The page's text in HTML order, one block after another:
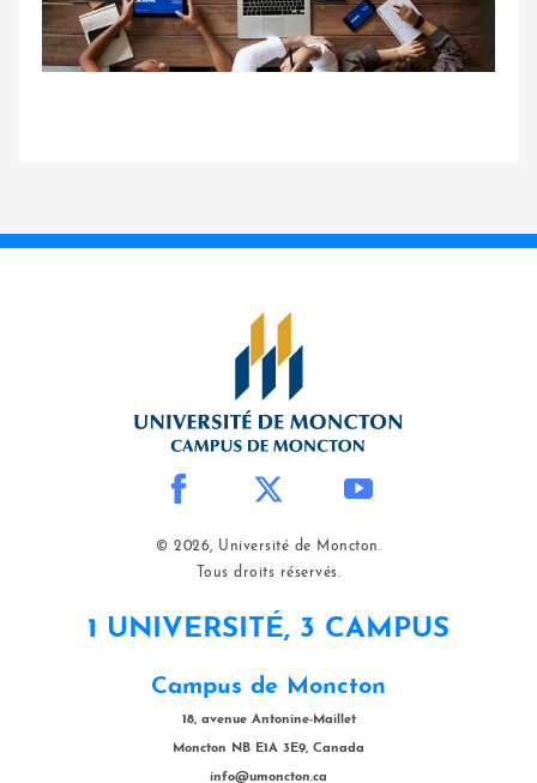
© 2026, Université de Moncton.
Tous droits réservés.
1 UNIVERSITÉ, 3 CAMPUS
Campus de Moncton
18, avenue Antonine-Maillet
Moncton NB E1A 3E9, Canada
info@umoncton.ca